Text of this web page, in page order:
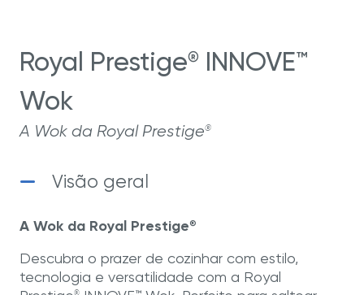
Royal Prestige® INNOVE™
Wok
A Wok da Royal Prestige®
Visão geral
A Wok da Royal Prestige®
Descubra o prazer de cozinhar com estilo,
tecnologia e versatilidade com a Royal